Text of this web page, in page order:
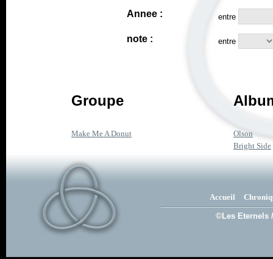
Annee : entre
note : entre
Groupe
Make Me A Donut
Olson
Bright Side
Accueil
©Les Eternels